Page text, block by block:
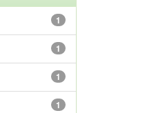
1
1
1
1